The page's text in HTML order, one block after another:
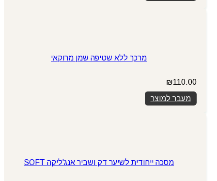
₪119.00.
מרכך ללא שטיפה שמן מרוקאי
₪110.00
מעבר למוצר
מסכה ייחודית לשיער דק ושביר אנג'ליקה SOFT